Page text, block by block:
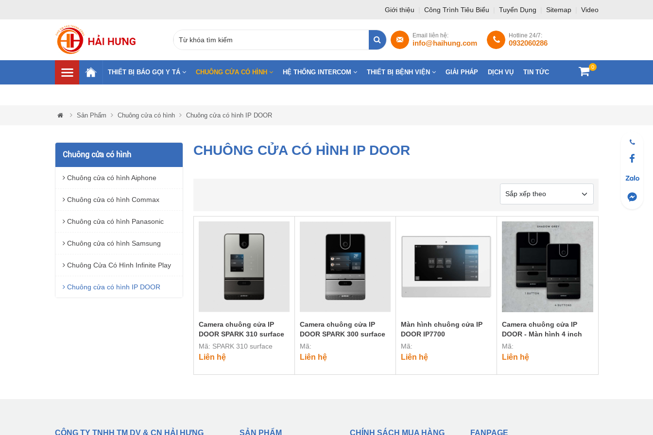
Giới thiệu Công Trình Tiêu Biểu Tuyển Dụng Sitemap Video
Hotline 24/7:
0932060286
Email liên hệ:
info@haihung.com
0
THIẾT BỊ BÁO GỌI Y TÁ CHUÔNG CỬA CÓ HÌNH HỆ THỐNG INTERCOM THIẾT BỊ BỆNH VIỆN GIẢI PHÁP DỊCH VỤ TIN TỨC
Sản Phẩm Chuông cửa có hình Chuông cửa có hình IP DOOR
Chuông cửa có hình
Chuông cửa có hình Aiphone
Chuông cửa có hình Commax
Chuông cửa có hình Panasonic
Chuông cửa có hình Samsung
Chuông Cửa Có Hình Infinite Play
Chuông cửa có hình IP DOOR
CHUÔNG CỬA CÓ HÌNH IP DOOR
Camera chuông cửa IP
DOOR SPARK 310 surface
Mã: SPARK 310 surface
Liên hệ
Camera chuông cửa IP
DOOR SPARK 300 surface
Mã:
Liên hệ
Màn hình chuông cửa IP
DOOR IP7700
Mã:
Liên hệ
Camera chuông cửa IP
DOOR - Màn hình 4 inch
Mã:
Liên hệ
CÔNG TY TNHH TM DV & CN HẢI HƯNG SẢN PHẨM CHÍNH SÁCH MUA HÀNG FANPAGE